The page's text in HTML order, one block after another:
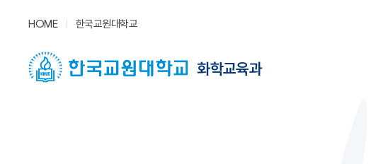
HOME 한국교원대학교
화학교육과